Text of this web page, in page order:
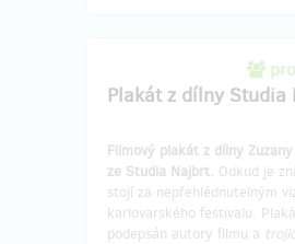
Plakát z dílny Studia
Filmový plakát z dílny
ze Studia Najbrt. Odkud je
stojí za nepřehlédnutelným
karlovarského festivalu.
podepsán autory filmu a